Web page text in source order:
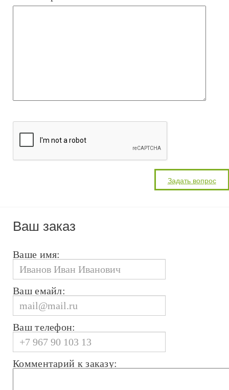
Ваш заказ
Ваше имя:
Ваш емайл:
Ваш телефон:
Комментарий к заказу: